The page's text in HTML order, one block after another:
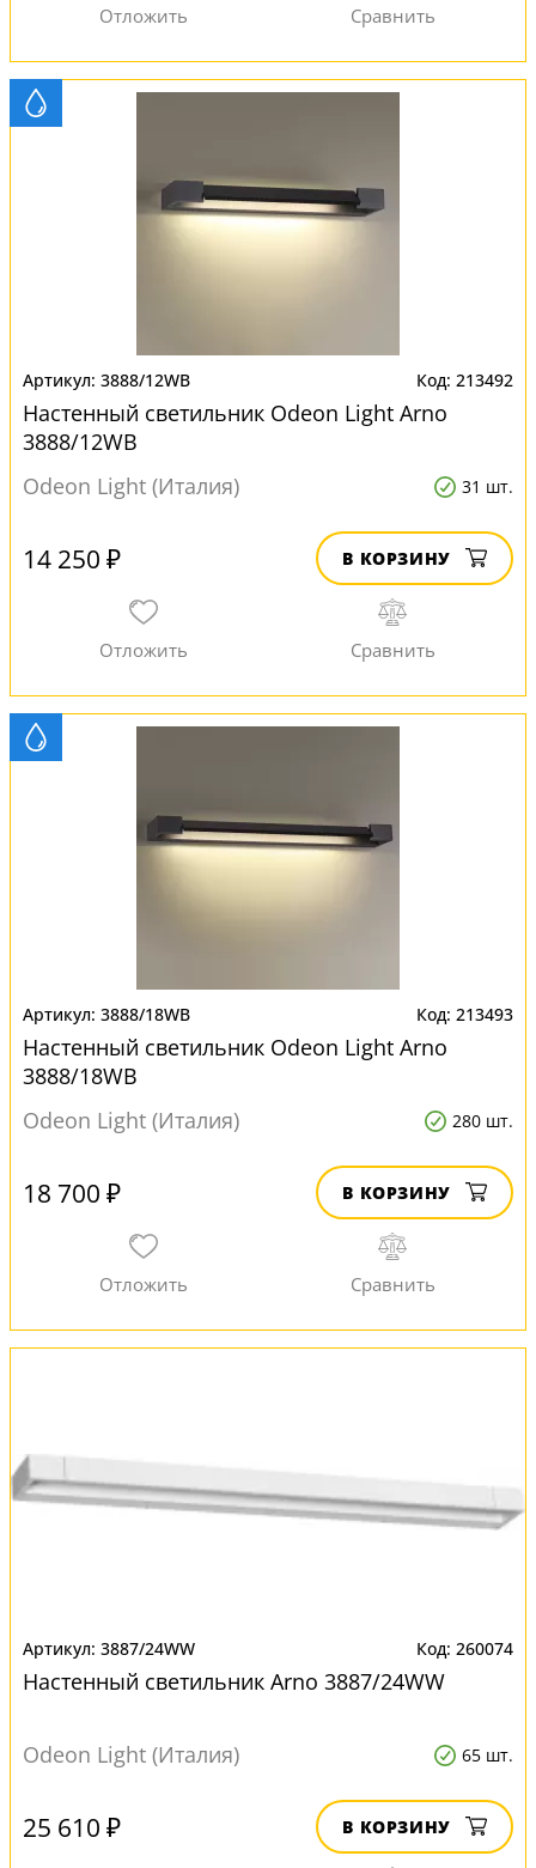
3888/12WB 213492
Настенный светильник Odeon Light Arno
3888/12WB
Odeon Light (Италия)
31 шт.
14 250 ₽ В КОРЗИНУ
3888/18WB 213493
Настенный светильник Odeon Light Arno
3888/18WB
Odeon Light (Италия)
280 шт.
18 700 ₽ В КОРЗИНУ
3887/24WW 260074
Настенный светильник Arno 3887/24WW
Odeon Light (Италия) 65 шт.
25 610 ₽ В КОРЗИНУ